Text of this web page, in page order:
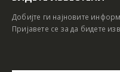
Добијте ги најновите
Пријавете се за да бидете